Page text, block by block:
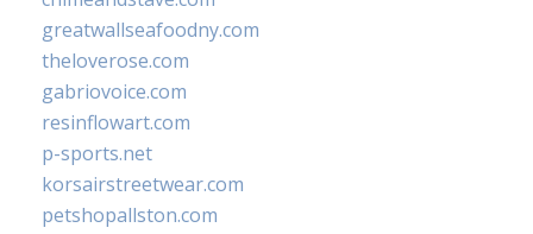
greatwallseafoodny.com
theloverose.com
gabriovoice.com
resinflowart.com
p-sports.net
korsairstreetwear.com
petshopallston.com